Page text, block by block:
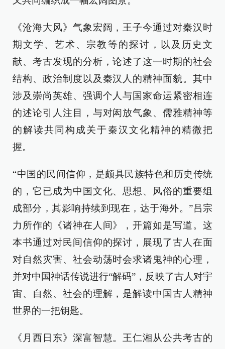
《沧海大风》气象宏阔，王子今通过对秦汉时
期文学、艺术、宗教等的探讨，以及历史文
献、考古发现的分析，论述了这一时期的社会
结构、政治制度以及秦汉人的精神面貌。其中
涉及崇尚英雄、强调个人与国家命运紧密相连
的述论引人注目，与对闳放气象、儒雅精神等
的解读共同构成关于秦汉文化精神的精微把
握。
“中国的民间信仰，是颇具民族特色和历史传统
的，它已成为中国文化、思想、风俗的重要组
成部分，其影响持续到现在，达于海外。”吕宗
力所作的《诸神在人间》，开篇如是写道。这
本书通过对民间信仰的探讨，展现了古人在面
对自然灾害、社会动荡时会求诸鬼神的心理，
并对中国神话传说进行“解码”，反映了古人对宇
宙、自然、社会的理解，是解读中国古人精神
世界的一把钥匙。
《月西日东》深富智慧。王仁湘从公共考古的